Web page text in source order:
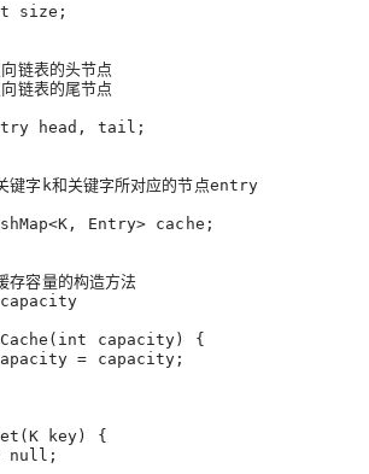
size;
表的头节点
的尾节点
head, tail;
k和关键字所对应的节点entry
Entry> cache;
量的构造方法
( int capacity)
{
= capacity;
(K key)
{
null ;